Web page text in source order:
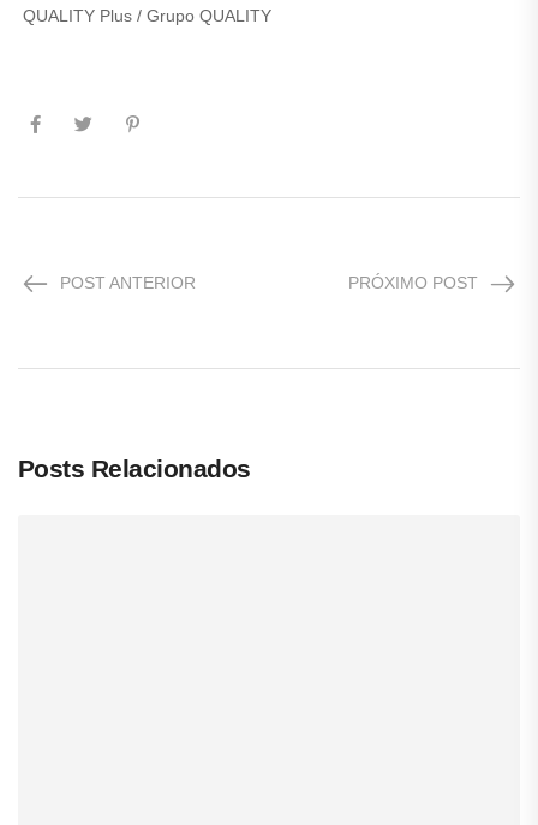
QUALITY Plus / Grupo QUALITY
POST ANTERIOR PRÓXIMO POST
Posts Relacionados